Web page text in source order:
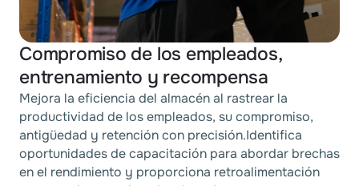
Compromiso de los empleados,
entrenamiento y recompensa
Mejora la eficiencia del almacén al rastrear la
productividad de los empleados, su compromiso,
antigüedad y retención con precisión.Identifica
oportunidades de capacitación para abordar brechas
en el rendimiento y proporciona retroalimentación